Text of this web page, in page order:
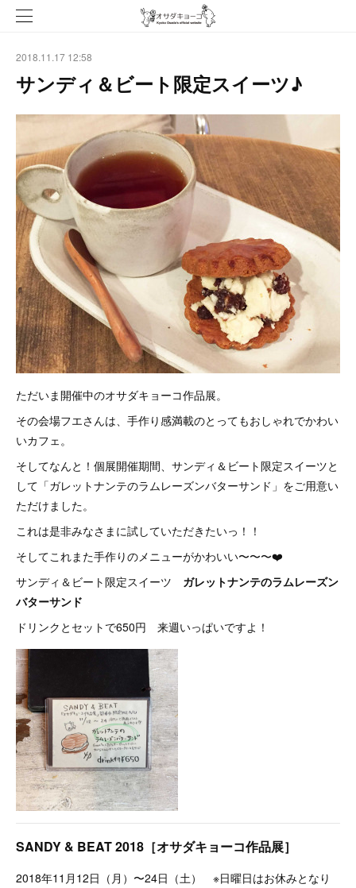
2018.11.17 12:58
サンディ＆ビート限定スイーツ♪
ただいま開催中のオサダキョーコ作品展。
その会場フエさんは、手作り感満載のとってもおしゃれでかわい
いカフェ。
そしてなんと！個展開催期間、サンディ＆ビート限定スイーツと
して「ガレットナンテのラムレーズンバターサンド」をご用意い
ただけました。
これは是非みなさまに試していただきたいっ！！
そしてこれまた手作りのメニューがかわいい〜〜〜❤️
サンディ＆ビート限定スイーツ ガレットナンテのラムレーズン
バターサンド
ドリンクとセットで650円 来週いっぱいですよ！
SANDY & BEAT 2018［オサダキョーコ作品展］
2018年11月12日（月）〜24日（土） ※日曜日はお休みとなり